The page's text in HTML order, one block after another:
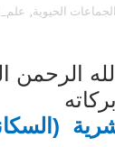
بن سليمان
الحيوية,
الرحمن